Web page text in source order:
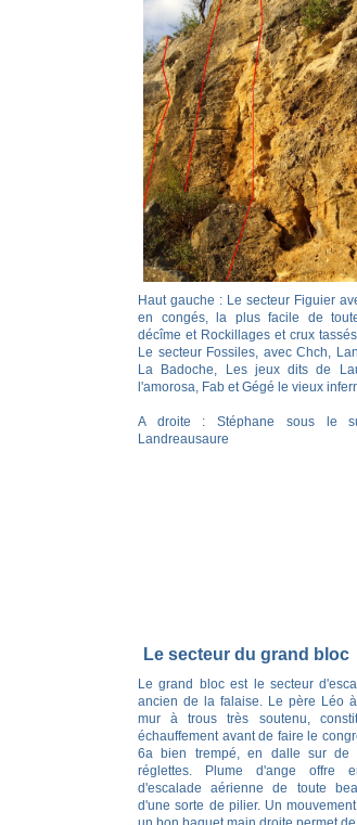
Haut gauche : Le secteur Figuier
en congés, la plus facile de
décîme et Rockillages et crux
Le secteur Fossiles, avec Chch,
La Badoche, Les jeux dits de
l'amorosa, Fab et Gégé le vieux
A droite : Stéphane sous le
Landreausaure
Le secteur du grand bloc
Le grand bloc est le secteur
ancien de la falaise. Le père Léo
mur à trous très soutenu,
échauffement avant de faire le
6a bien trempé, en dalle sur de
réglettes. Plume d'ange offre
d'escalade aérienne de toute
d'une sorte de pilier. Un